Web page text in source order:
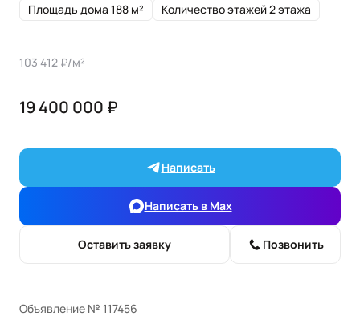
Площадь дома 188 м² Количество этажей 2 этажа
103 412 ₽/м²
19 400 000 ₽
Написать
Написать в Max
Оставить заявку Позвонить
Объявление № 117456